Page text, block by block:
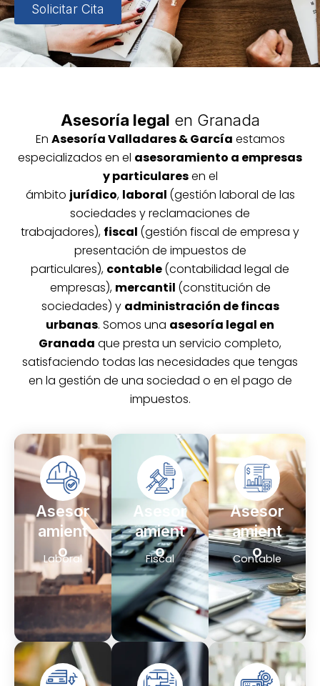
Solicitar Cita
Asesoría legal en Granada
En AsesoríaValladares & García estamos
especializados en el asesoramiento a empresas
y particularesen el
ámbito jurídico, laboral (gestión laboral de las
sociedades y reclamaciones de
trabajadores), fiscal (gestión fiscal de empresa y
presentación de impuestos de
particulares), contable(contabilidad legal de
empresas), mercantil (constitución de
sociedades) y administración de fincas
urbanas. Somos una asesoría legal en
Granada que presta un servicio completo,
satisfaciendo todas las necesidades que tengas
en la gestión de una sociedad o en el pago de
impuestos.
Asesor
amient
o
Laboral
Asesor
amient
o
Fiscal
Asesor
amient
o
Contable